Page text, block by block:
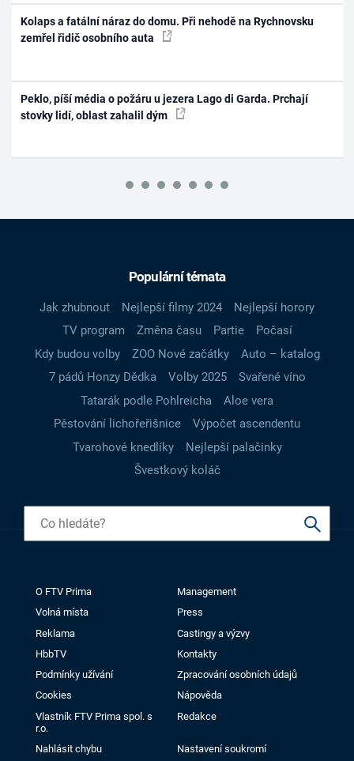
Kolaps a fatální náraz do domu. Při nehodě na Rychnovsku
zemřel řidič osobního auta
Peklo, píší média o požáru u jezera Lago di Garda. Prchají
stovky lidí, oblast zahalil dým
Populární témata
Jak zhubnout Nejlepší filmy 2024
Nejlepší horory
TV program
Změna času Partie
Počasí
Kdy budou volby
ZOO Nové začátky
Auto – katalog
7 pádů Honzy Dědka
Volby 2025
Svařené víno
Tatarák podle Pohlreicha
Aloe vera
Pěstování lichořeřišnice
Výpočet ascendentu
Tvarohové knedlíky
Nejlepší palačinky
Švestkový koláč
O FTV Prima
Management
Volná místa
Press
Reklama
Castingy a výzvy
HbbTV
Kontakty
Podmínky užívání
Zpracování osobních údajů
Cookies
Nápověda
Vlastník FTV Prima spol. s
r.o.
Redakce
Nahlásit chybu Nastavení soukromí